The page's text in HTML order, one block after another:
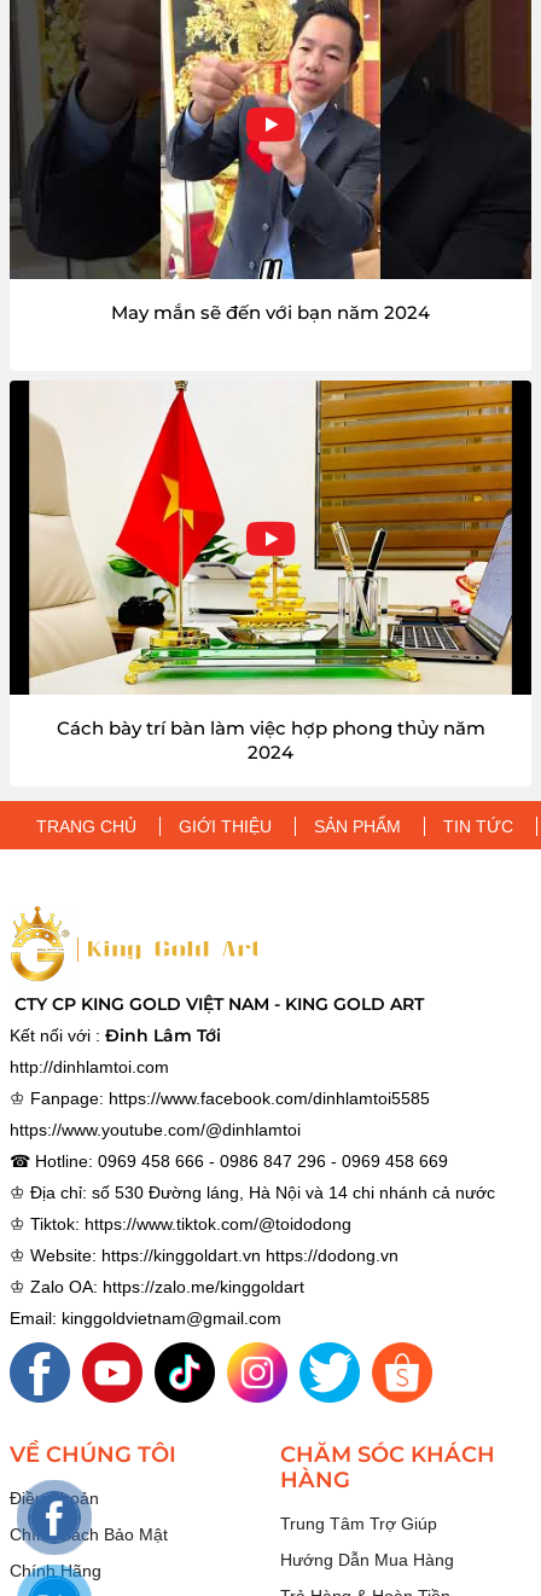
May mắn sẽ đến với bạn năm 2024
Cách bày trí bàn làm việc hợp phong thủy năm
2024
TRANG CHỦ GIỚI THIỆU SẢN PHẨM TIN TỨC
CTY CP KING GOLD VIỆT NAM - KING GOLD ART
Kết nối với : Đinh Lâm Tới
http://dinhlamtoi.com
♔ Fanpage: https://www.facebook.com/dinhlamtoi5585
https://www.youtube.com/@dinhlamtoi
☎ Hotline: 0969 458 666 - 0986 847 296 - 0969 458 669
♔ Địa chỉ: số 530 Đường láng, Hà Nội và 14 chi nhánh cả nước
♔ Tiktok: https://www.tiktok.com/@toidodong
♔ Website: https://kinggoldart.vn https://dodong.vn
♔ Zalo OA: https://zalo.me/kinggoldart
Email: kinggoldvietnam@gmail.com
VỀ CHÚNG TÔI
Điều Khoản
Chính Sách Bảo Mật
Chính Hãng
CHĂM SÓC KHÁCH
HÀNG
Trung Tâm Trợ Giúp
Hướng Dẫn Mua Hàng